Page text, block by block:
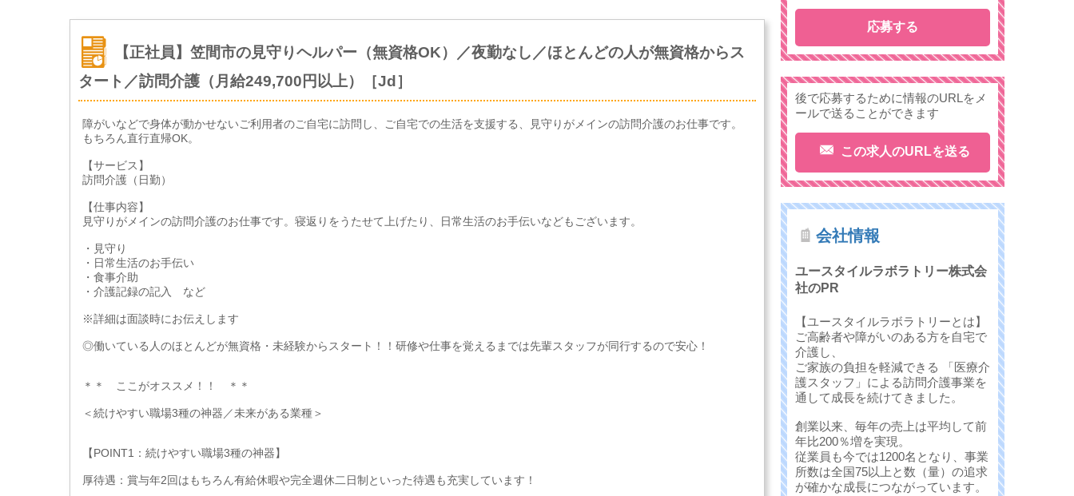
【正社員】笠間市の見守りヘルパー（無資格OK）／夜勤なし／ほとんどの人が無資格からス
タート／訪問介護（月給249,700円以上）［Jd］
障がいなどで身体が動かせないご利用者のご自宅に訪問し、ご自宅での生活を支援する、見守りがメインの訪問介護のお仕事です。
もちろん直行直帰OK。
【サービス】
訪問介護（日勤）
【仕事内容】
見守りがメインの訪問介護のお仕事です。寝返りをうたせて上げたり、日常生活のお手伝いなどもございます。
・見守り
・日常生活のお手伝い
・食事介助
・介護記録の記入 など
※詳細は面談時にお伝えします
◎働いている人のほとんどが無資格・未経験からスタート！！研修や仕事を覚えるまでは先輩スタッフが同行するので安心！
＊＊ ここがオススメ！！ ＊＊
＜続けやすい職場3種の神器／未来がある業種＞
【POINT1：続けやすい職場3種の神器】
厚待遇：賞与年2回はもちろん有給休暇や完全週休二日制といった待遇も充実しています！
応募する
後で応募するために情報のURLをメ
ールで送ることができます
この求人のURLを送る
会社情報
ユースタイルラボラトリー株式会
社のPR
【ユースタイルラボラトリーとは】
ご高齢者や障がいのある方を自宅で
介護し、
ご家族の負担を軽減できる 「医療介
護スタッフ」による訪問介護事業を
通して成長を続けてきました。
創業以来、毎年の売上は平均して前
年比200％増を実現。
従業員も今では1200名となり、事業
所数は全国75以上と数（量）の追求
が確かな成長につながっています。